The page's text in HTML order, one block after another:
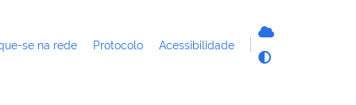
se na rede Protocolo Acessibilidade